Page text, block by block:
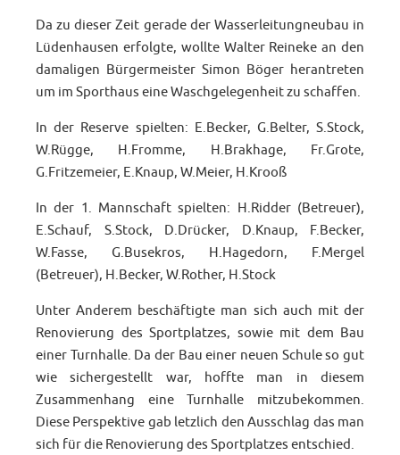
Da zu dieser Zeit gerade der Wasserleitungneubau in
Lüdenhausen erfolgte, wollte Walter Reineke an den
damaligen Bürgermeister Simon Böger herantreten
um im Sporthaus eine Waschgelegenheit zu schaffen.
In der Reserve spielten: E.Becker, G.Belter, S.Stock,
W.Rügge, H.Fromme, H.Brakhage, Fr.Grote,
G.Fritzemeier, E.Knaup, W.Meier, H.Krooß
In der 1. Mannschaft spielten: H.Ridder (Betreuer),
E.Schauf, S.Stock, D.Drücker, D.Knaup, F.Becker,
W.Fasse, G.Busekros, H.Hagedorn, F.Mergel
(Betreuer), H.Becker, W.Rother, H.Stock
Unter Anderem beschäftigte man sich auch mit der
Renovierung des Sportplatzes, sowie mit dem Bau
einer Turnhalle. Da der Bau einer neuen Schule so gut
wie sichergestellt war, hoffte man in diesem
Zusammenhang eine Turnhalle mitzubekommen.
Diese Perspektive gab letzlich den Ausschlag das man
sich für die Renovierung des Sportplatzes entschied.